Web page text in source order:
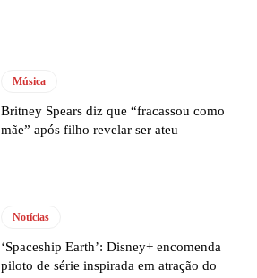
Música
Britney Spears diz que “fracassou como
mãe” após filho revelar ser ateu
Notícias
‘Spaceship Earth’: Disney+ encomenda
piloto de série inspirada em atração do